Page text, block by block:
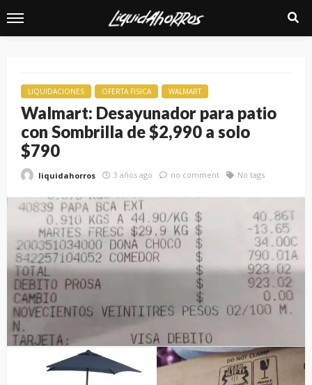
LIQUIDACIONES OFERTA FISICA WALMART
Walmart: Desayunador para patio
con Sombrilla de $2,990 a solo
$790
liquidahorros 3 años ago no comment No tags